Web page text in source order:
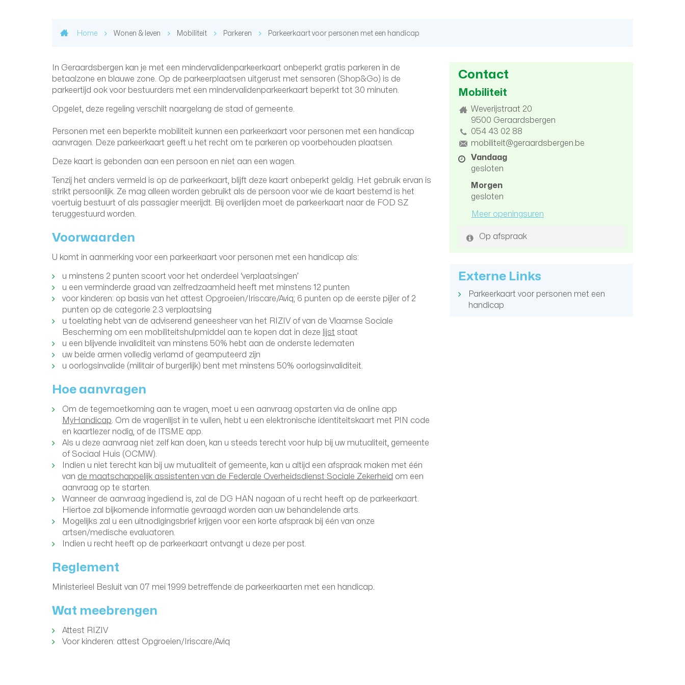
Home Wonen & leven Mobiliteit Parkeren Parkeerkaart voor personen met een handicap
In Geraardsbergen kan je met een mindervalidenparkeerkaart onbeperkt gratis parkeren in de
betaalzone en blauwe zone. Op de parkeerplaatsen uitgerust met sensoren (Shop&Go) is de
parkeertijd ook voor bestuurders met een mindervalidenparkeerkaart beperkt tot 30 minuten.
Opgelet, deze regeling verschilt naargelang de stad of gemeente.
Personen met een beperkte mobiliteit kunnen een parkeerkaart voor personen met een handicap
aanvragen. Deze parkeerkaart geeft u het recht om te parkeren op voorbehouden plaatsen.
Deze kaart is gebonden aan een persoon en niet aan een wagen.
Tenzij het anders vermeld is op de parkeerkaart, blijft deze kaart onbeperkt geldig. Het gebruik ervan is
strikt persoonlijk. Ze mag alleen worden gebruikt als de persoon voor wie de kaart bestemd is het
voertuig bestuurt of als passagier meerijdt. Bij overlijden moet de parkeerkaart naar de FOD SZ
teruggestuurd worden.
Voorwaarden
U komt in aanmerking voor een parkeerkaart voor personen met een handicap als:
u minstens 2 punten scoort voor het onderdeel ‘verplaatsingen’
u een verminderde graad van zelfredzaamheid heeft met minstens 12 punten
voor kinderen: op basis van het attest Opgroeien/Iriscare/Aviq; 6 punten op de eerste pijler of 2
punten op de categorie 2.3 verplaatsing
u toelating hebt van de adviserend geneesheer van het RIZIV of van de Vlaamse Sociale
Bescherming om een mobiliteitshulpmiddel aan te kopen dat in deze lijst staat
u een blijvende invaliditeit van minstens 50% hebt aan de onderste ledematen
uw beide armen volledig verlamd of geamputeerd zijn
u oorlogsinvalide (militair of burgerlijk) bent met minstens 50% oorlogsinvaliditeit.
Hoe aanvragen
Om de tegemoetkoming aan te vragen, moet u een aanvraag opstarten via de online app
MyHandicap. Om de vragenlijst in te vullen, hebt u een elektronische identiteitskaart met PIN code
en kaartlezer nodig, of de ITSME app.
Als u deze aanvraag niet zelf kan doen, kan u steeds terecht voor hulp bij uw mutualiteit, gemeente
of Sociaal Huis (OCMW).
Indien u niet terecht kan bij uw mutualiteit of gemeente, kan u altijd een afspraak maken met één
van de maatschappelijk assistenten van de Federale Overheidsdienst Sociale Zekerheid om een
aanvraag op te starten.
Wanneer de aanvraag ingediend is, zal de DG HAN nagaan of u recht heeft op de parkeerkaart.
Hiertoe zal bijkomende informatie gevraagd worden aan uw behandelende arts.
Mogelijks zal u een uitnodigingsbrief krijgen voor een korte afspraak bij één van onze
artsen/medische evaluatoren.
Indien u recht heeft op de parkeerkaart ontvangt u deze per post.
Reglement
Ministerieel Besluit van 07 mei 1999 betreffende de parkeerkaarten met een handicap.
Wat meebrengen
Attest RIZIV
Voor kinderen: attest Opgroeien/Iriscare/Aviq
Contact
Mobiliteit
AdresWeverijstraat 20
9500 Geraardsbergen
tel. 054 43 02 88
E-
mail
mobiliteit@geraardsbergen.be
Openingsuren
Vandaag
gesloten
Morgen
gesloten
Meer openingsuren
Op afspraak
Externe Links
Parkeerkaart voor personen met een
handicap